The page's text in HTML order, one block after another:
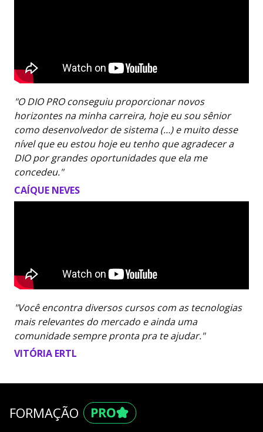
"O DIO PRO conseguiu proporcionar novos
horizontes na minha carreira, hoje eu sou sênior
como desenvolvedor de sistema (…) e muito desse
nível que eu estou hoje eu tenho que agradecer a
DIO por grandes oportunidades que ela me
concedeu."
CAÍQUE NEVES
"Você encontra diversos cursos com as tecnologias
mais relevantes do mercado e ainda uma
comunidade sempre pronta pra te ajudar."
VITÓRIA ERTL
FORMAÇÃO